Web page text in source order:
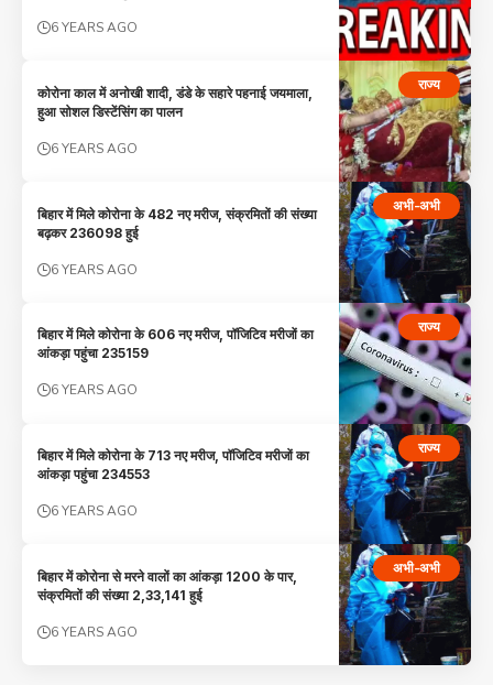
6 YEARS AGO
राज्य
कोरोना काल में अनोखी शादी, डंडे के सहारे पहनाई जयमाला,
हुआ सोशल डिस्टेंसिंग का पालन
6 YEARS AGO
अभी-अभी
बिहार में मिले कोरोना के 482 नए मरीज, संक्रमितों की संख्या
बढ़कर 236098 हुई
6 YEARS AGO
राज्य
बिहार में मिले कोरोना के 606 नए मरीज, पॉजिटिव मरीजों का
आंकड़ा पहुंचा 235159
6 YEARS AGO
राज्य
बिहार में मिले कोरोना के 713 नए मरीज, पॉजिटिव मरीजों का
आंकड़ा पहुंचा 234553
6 YEARS AGO
अभी-अभी
बिहार में कोरोना से मरने वालों का आंकड़ा 1200 के पार,
संक्रमितों की संख्या 2,33,141 हुई
6 YEARS AGO